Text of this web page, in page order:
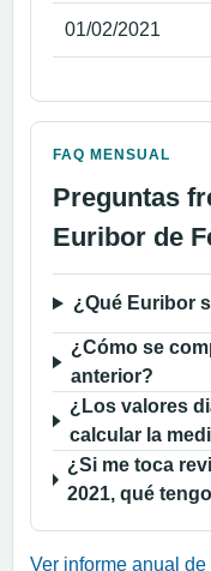
01/02/2021
FAQ MENSUAL
Preguntas
Euribor de
¿Qué Euribor
¿Cómo se
anterior?
¿Los valores
calcular la
¿Si me toca
2021, qué
Ver informe anual de